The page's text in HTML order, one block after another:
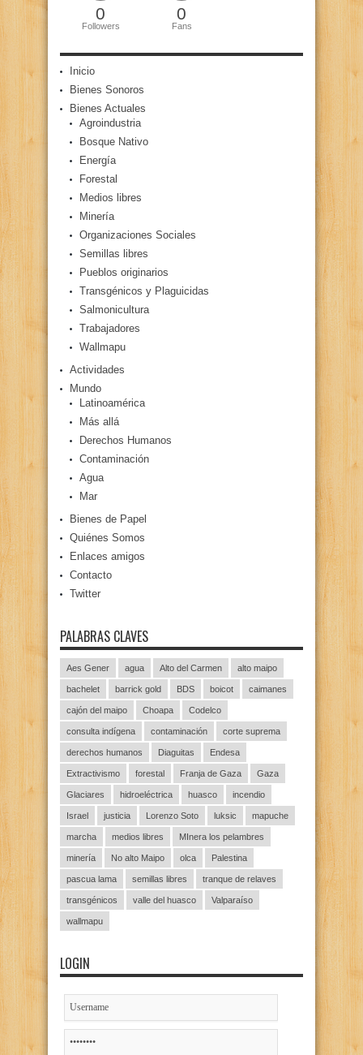
0
Followers
0
Fans
Inicio
Bienes Sonoros
Bienes Actuales
Agroindustria
Bosque Nativo
Energía
Forestal
Medios libres
Minería
Organizaciones Sociales
Semillas libres
Pueblos originarios
Transgénicos y Plaguicidas
Salmonicultura
Trabajadores
Wallmapu
Actividades
Mundo
Latinoamérica
Más allá
Derechos Humanos
Contaminación
Agua
Mar
Bienes de Papel
Quiénes Somos
Enlaces amigos
Contacto
Twitter
PALABRAS CLAVES
Aes Gener agua Alto del Carmen alto maipo
bachelet barrick gold BDS boicot caimanes
cajón del maipo Choapa Codelco
consulta indígena contaminación corte suprema
derechos humanos Diaguitas Endesa
Extractivismo forestal Franja de Gaza Gaza
Glaciares hidroeléctrica huasco incendio
Israel justicia Lorenzo Soto luksic mapuche
marcha medios libres MInera los pelambres
minería No alto Maipo olca Palestina
pascua lama semillas libres tranque de relaves
transgénicos valle del huasco Valparaíso
wallmapu
LOGIN